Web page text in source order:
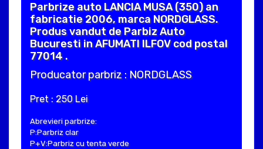
Parbrize auto LANCIA MUSA (350) an
fabricatie 2006, marca NORDGLASS.
Produs vandut de Parbiz Auto
Bucuresti in AFUMATI ILFOV cod postal
77014 .
Producator parbriz : NORDGLASS
Pret : 250 Lei
Abrevieri parbrize:
P:Parbriz clar
P+V:Parbriz cu tenta verde